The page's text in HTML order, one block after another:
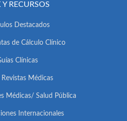
Y RECURSOS
Destacados
de Cálculo Clínico
Clínicas
Revistas Médicas
Médicas/ Salud Pública
Internacionales